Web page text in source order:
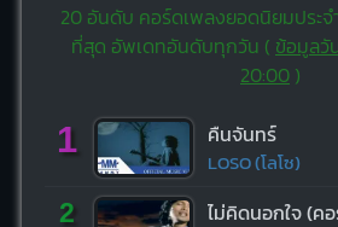
20 อันดับ คอร์ดเพลงยอดนิยมประจ
ที่สุด อัพเดทอันดับทุกวัน ( ข้อมูลวั
20:00)
1 คืนจันทร์
LOSO (โลโซ)
2 ไม่คิดนอกใจ (ค